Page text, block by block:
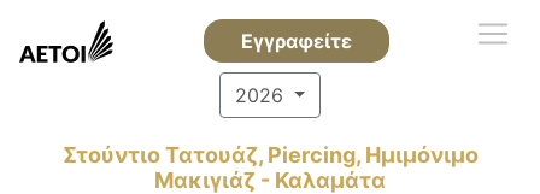
Εγγραφείτε
2026
Στούντιο Τατουάζ, Piercing, Ημιμόνιμο
Μακιγιάζ - Καλαμάτα